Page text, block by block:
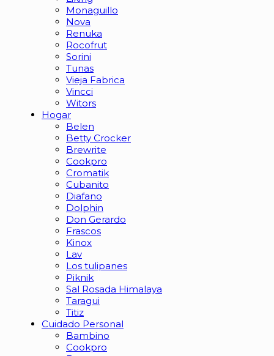
Monaguillo
Nova
Renuka
Rocofrut
Sorini
Tunas
Vieja Fabrica
Vincci
Witors
Hogar
Belen
Betty Crocker
Brewrite
Cookpro
Cromatik
Cubanito
Diafano
Dolphin
Don Gerardo
Frascos
Kinox
Lav
Los tulipanes
Piknik
Sal Rosada Himalaya
Taragui
Titiz
Cuidado Personal
Bambino
Cookpro